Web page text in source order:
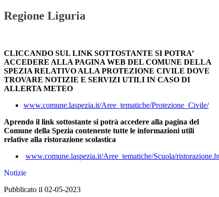
Regione Liguria
CLICCANDO SUL LINK SOTTOSTANTE SI POTRA’
ACCEDERE ALLA PAGINA WEB DEL COMUNE DELLA
SPEZIA RELATIVO ALLA PROTEZIONE CIVILE DOVE
TROVARE NOTIZIE E SERVIZI UTILI IN CASO DI
ALLERTA METEO
www.comune.laspezia.it/Aree_tematiche/Protezione_Civile/
Aprendo il link sottostante si potrà accedere alla pagina del
Comune della Spezia contenente tutte le informazioni utili
relative alla ristorazione scolastica
www.comune.laspezia.it/Aree_tematiche/Scuola/
Notizie
Pubblicato il 02-05-2023